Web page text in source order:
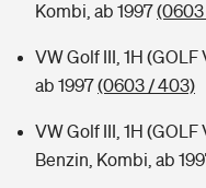
Kombi, ab 1997
VW Golf III, 1H
ab 1997(0603 / 403)
VW Golf III, 1H (GOLF
Benzin, Kombi, ab